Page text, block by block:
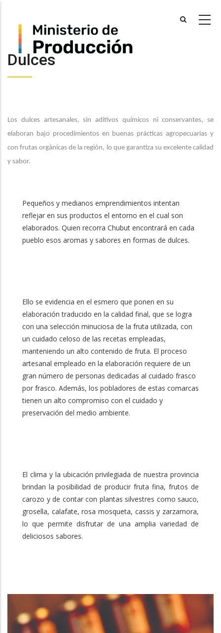
content
Dulces
Los dulces artesanales, sin aditivos químicos ni conservantes, se
elaboran bajo procedimientos en buenas prácticas agropecuarias y
con frutas orgánicas de la región, lo que garantiza su excelente calidad
y sabor.
Pequeños y medianos emprendimientos intentan
reflejar en sus productos el entorno en el cual son
elaborados. Quien recorra Chubut encontrará en cada
pueblo esos aromas y sabores en formas de dulces.
Ello se evidencia en el esmero que ponen en su
elaboración traducido en la calidad final, que se logra
con una selección minuciosa de la fruta utilizada, con
un cuidado celoso de las recetas empleadas,
manteniendo un alto contenido de fruta. El proceso
artesanal empleado en la elaboración requiere de un
gran número de personas dedicadas al cuidado frasco
por frasco. Además, los pobladores de estas comarcas
tienen un alto compromiso con el cuidado y
preservación del medio ambiente.
El clima y la ubicación privilegiada de nuestra provincia
brindan la posibilidad de producir fruta fina, frutos de
carozo y de contar con plantas silvestres como sauco,
grosella, calafate, rosa mosqueta, cassis y zarzamora,
lo que permite disfrutar de una amplia variedad de
deliciosos sabores.